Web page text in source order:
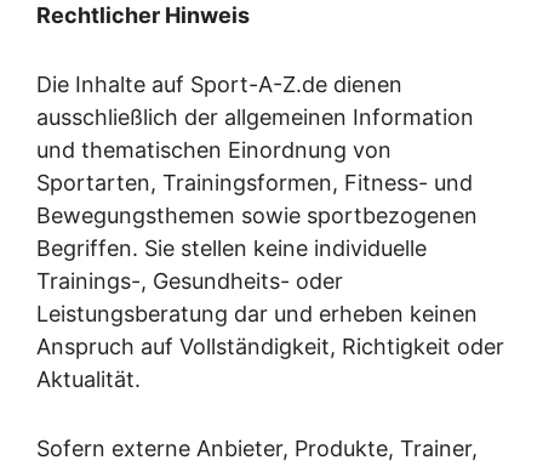
Rechtlicher Hinweis
Die Inhalte auf Sport-A-Z.de dienen
ausschließlich der allgemeinen Information
und thematischen Einordnung von
Sportarten, Trainingsformen, Fitness- und
Bewegungs­themen sowie sportbezogenen
Begriffen. Sie stellen keine individuelle
Trainings-, Gesundheits- oder
Leistungsberatung dar und erheben keinen
Anspruch auf Vollständigkeit, Richtigkeit oder
Aktualität.
Sofern externe Anbieter, Produkte, Trainer,